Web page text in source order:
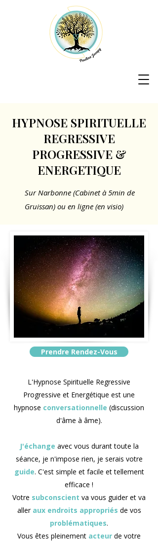
HYPNOSE SPIRITUELLE
REGRESSIVE
PROGRESSIVE &
ENERGETIQUE
Sur Narbonne (Cabinet à 5min de
Gruissan) ou en ligne (en visio)
Prendre Rendez-Vous
L'Hypnose Spirituelle Regressive
Progressive et Energétique est une
hypnose conversationnelle (discussion
d'âme à âme).
J'échange avec vous durant toute la
séance, je n'impose rien, je serais votre
guide. C'est simple et facile et tellement
efficace !
Votre subconscient va vous guideret va
aller aux endroits appropriés de vos
problématiques.
Vous êtes pleinement acteur de votre